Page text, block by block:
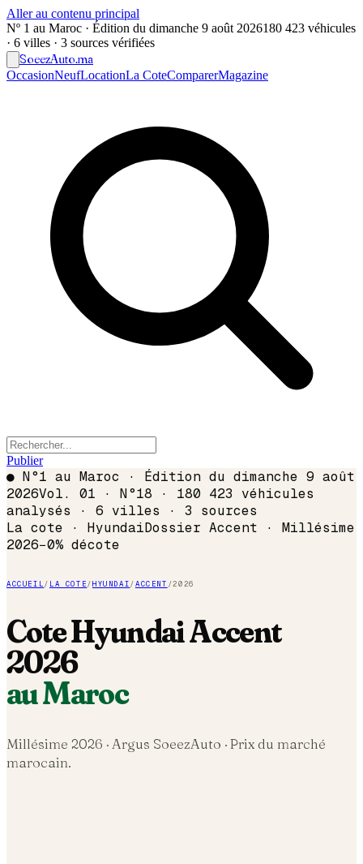
Aller au contenu principal
Nº 1 au Maroc · Édition du dimanche 9 août 2026180 423 véhicules
· 6 villes · 3 sources vérifiées
SoeezAuto.ma
OccasionNeufLocationLa CoteComparerMagazine
Publier
● N°1 au Maroc · Édition du dimanche 9 août
2026Vol. 01 · N°18 · 180 423 véhicules
analysés · 6 villes · 3 sources
La cote · HyundaiDossier Accent · Millésime
2026−0% décote
ACCUEIL/ LA COTE/HYUNDAI/ACCENT /2026
CoteHyundaiAccent
2026
au Maroc
Millésime 2026 · Argus SoeezAuto · Prix du marché
marocain.